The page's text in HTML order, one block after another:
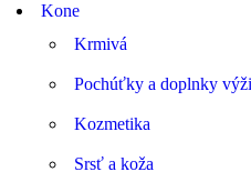
Kone
Krmivá
Pochúťky a doplnky
Kozmetika
Srsť a koža